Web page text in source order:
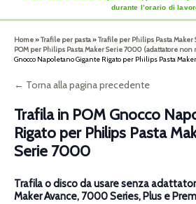
durante l’orario di
Home»Trafile per pasta»Trafile per Philips Pasta
POM per Philips Pasta Maker Serie 7000 (adattatore non
Gnocco Napoletano Gigante Rigato per Philips Pasta
← Torna alla pagina precedente
Trafila in POM Gnocco
Rigato per Philips Pasta
Serie 7000
Trafila o disco da usare senza
Maker Avance, 7000 Series, Plus e